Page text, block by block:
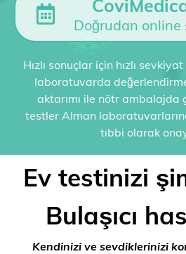
Doğrudan online
Hızlı sonuçlar için hızlı
laboratuvarda
aktarımı ile nötr ambalajda
testler Alman
tıbbi olarak
Ev testinizi
Bulaşıcı
Kendinizi ve sevdiklerinizi